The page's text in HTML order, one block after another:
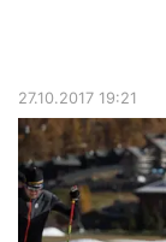
27.10.2017 19:21